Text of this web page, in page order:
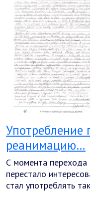
Употребление
реанимацию…
С момента перехода
перестало
стал употреблять